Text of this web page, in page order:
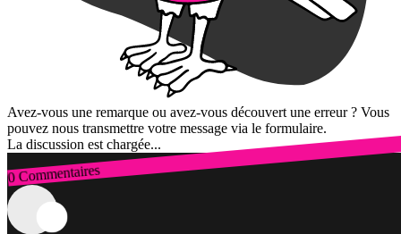
Avez-vous une remarque ou avez-vous découvert une erreur ? Vous
pouvez nous transmettre votre message via le formulaire.
La discussion est chargée...
0 Commentaires
Connexion